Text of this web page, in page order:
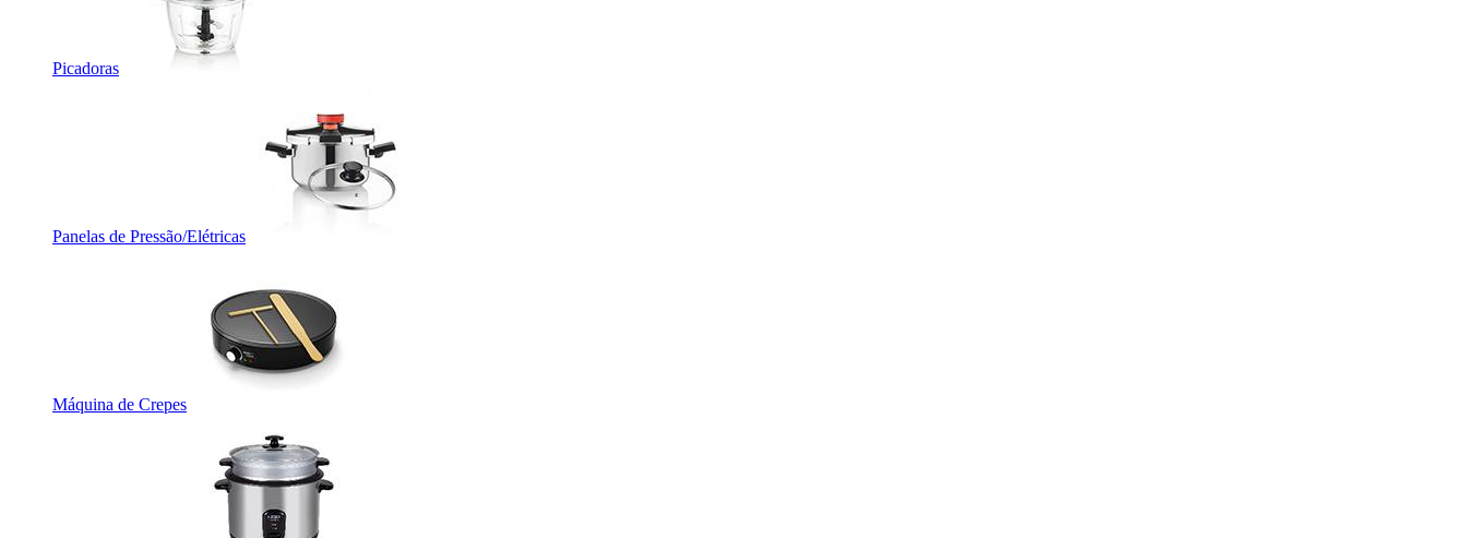
Picadoras
Panelas de Pressão/Elétricas
Máquina de Crepes